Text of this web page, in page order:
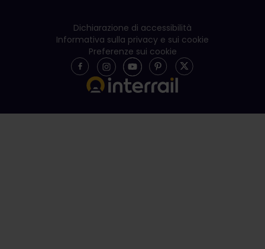
Dichiarazione di accessibilità
Informativa sulla privacy e sui cookie
Preferenze sui cookie